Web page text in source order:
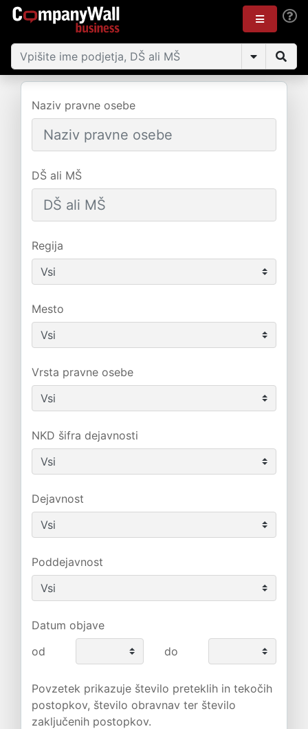
Naziv pravne osebe
DŠ ali MŠ
Regija
Mesto
Vrsta pravne osebe
NKD šifra dejavnosti
Dejavnost
Poddejavnost
Datum objave
od
do
Povzetek prikazuje število preteklih in tekočih
postopkov, število obravnav ter število
zaključenih postopkov.